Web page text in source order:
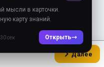
під обстрілу,
піднімали
ясно?! Не
гуло.
Далее
мысли в карточки.
карту знаний.
сек Открыть